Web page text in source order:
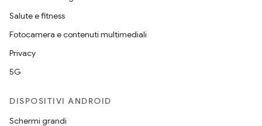
Salute e fitness
Fotocamera e contenuti multimediali
Privacy
5G
DISPOSITIVI ANDROID
Schermi grandi